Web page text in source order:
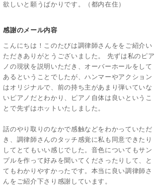
欲しいと願うばかりです。（都内在住）
感謝のメール内容
こんにちは！このたびは調律師さんををご紹介い
ただきありがとうございました。 先ずは私のピア
ノの現状を説明いただき、オーバーホールをして
あるということでしたが、ハンマーやアクション
はオリジナルで、前の持ち主があまり弾いていな
いピアノだとわかり、ピアノ自体は良いというこ
とで先ずはホットいたしました。
話のやり取りのなかで感触などをわかっていただ
き、調律師さんのタッチ感覚に私も同意できたり
してとてもいい感じでした。音色についてもサン
プルを作って好みを聞いてくださったりして、と
てもわかりやすかったです。本当に良い調律師さ
んをご紹介下さり感謝しています。